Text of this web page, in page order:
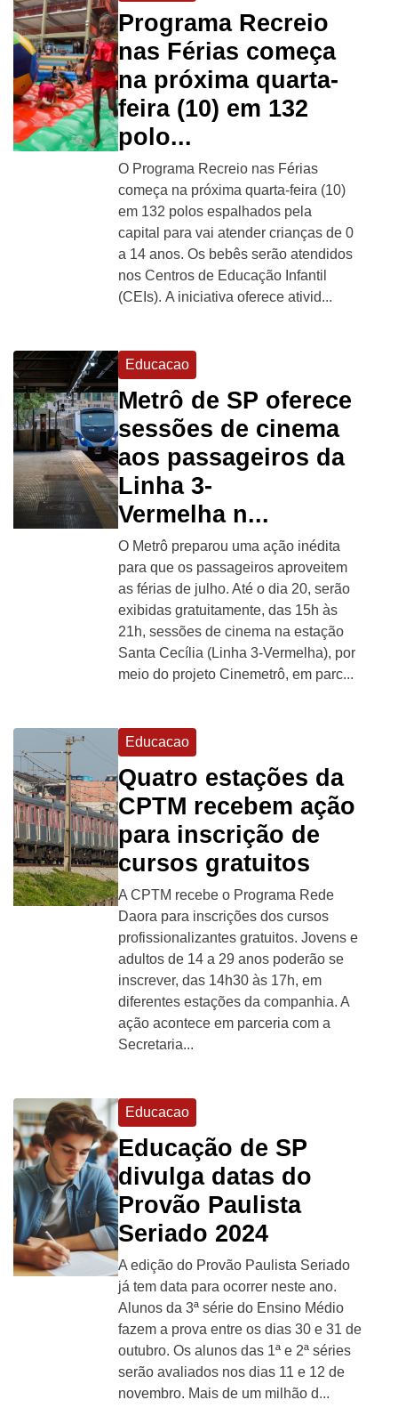
Programa Recreio
nas Férias começa
na próxima quarta-
feira (10) em 132
polo...
O Programa Recreio nas Férias
começa na próxima quarta-feira (10)
em 132 polos espalhados pela
capital para vai atender crianças de 0
a 14 anos. Os bebês serão atendidos
nos Centros de Educação Infantil
(CEIs). A iniciativa oferece ativid...
Educacao
Metrô de SP oferece
sessões de cinema
aos passageiros da
Linha 3-
Vermelha n...
O Metrô preparou uma ação inédita
para que os passageiros aproveitem
as férias de julho. Até o dia 20, serão
exibidas gratuitamente, das 15h às
21h, sessões de cinema na estação
Santa Cecília (Linha 3-Vermelha), por
meio do projeto Cinemetrô, em parc...
Educacao
Quatro estações da
CPTM recebem ação
para inscrição de
cursos gratuitos
A CPTM recebe o Programa Rede
Daora para inscrições dos cursos
profissionalizantes gratuitos. Jovens e
adultos de 14 a 29 anos poderão se
inscrever, das 14h30 às 17h, em
diferentes estações da companhia. A
ação acontece em parceria com a
Secretaria...
Educacao
Educação de SP
divulga datas do
Provão Paulista
Seriado 2024
A edição do Provão Paulista Seriado
já tem data para ocorrer neste ano.
Alunos da 3ª série do Ensino Médio
fazem a prova entre os dias 30 e 31 de
outubro. Os alunos das 1ª e 2ª séries
serão avaliados nos dias 11 e 12 de
novembro. Mais de um milhão d...